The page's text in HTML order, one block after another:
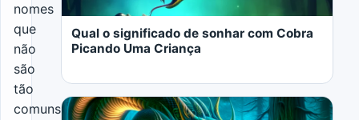
nomes
que
não
são
tão
comuns,
Qual o significado de sonhar com Cobra
Picando Uma Criança